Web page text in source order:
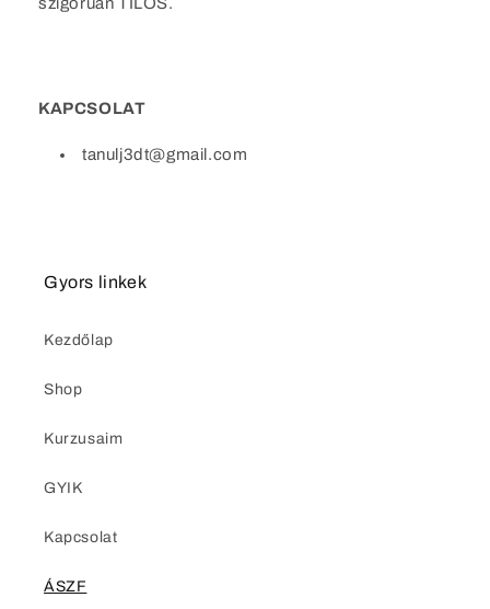
KAPCSOLAT
tanulj3dt@gmail.com
Gyors linkek
Kezdőlap
Shop
Kurzusaim
GYIK
Kapcsolat
ÁSZF